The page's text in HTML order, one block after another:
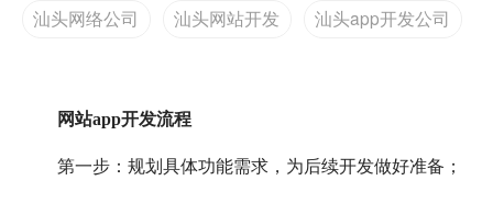
汕头网络公司 汕头网站开发 汕头app开发公司
网站app开发流程
第一步：规划具体功能需求，为后续开发做好准备；